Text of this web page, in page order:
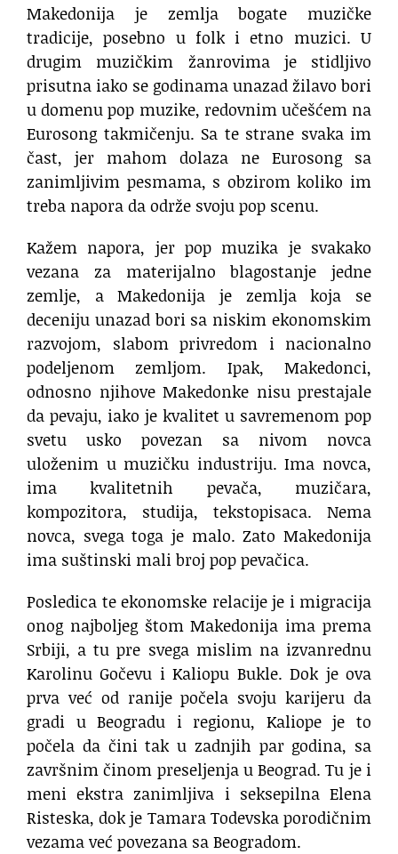
Makedonija je zemlja bogate muzičke
tradicije, posebno u folk i etno muzici. U
drugim muzičkim žanrovima je stidljivo
prisutna iako se godinama unazad žilavo bori
u domenu pop muzike, redovnim učešćem na
Eurosong takmičenju. Sa te strane svaka im
čast, jer mahom dolaza ne Eurosong sa
zanimljivim pesmama, s obzirom koliko im
treba napora da održe svoju pop scenu.
Kažem napora, jer pop muzika je svakako
vezana za materijalno blagostanje jedne
zemlje, a Makedonija je zemlja koja se
deceniju unazad bori sa niskim ekonomskim
razvojom, slabom privredom i nacionalno
podeljenom zemljom. Ipak, Makedonci,
odnosno njihove Makedonke nisu prestajale
da pevaju, iako je kvalitet u savremenom pop
svetu usko povezan sa nivom novca
uloženim u muzičku industriju. Ima novca,
ima kvalitetnih pevača, muzičara,
kompozitora, studija, tekstopisaca. Nema
novca, svega toga je malo. Zato Makedonija
ima suštinski mali broj pop pevačica.
Posledica te ekonomske relacije je i migracija
onog najboljeg štom Makedonija ima prema
Srbiji, a tu pre svega mislim na izvanrednu
Karolinu Gočevu i Kaliopu Bukle. Dok je ova
prva već od ranije počela svoju karijeru da
gradi u Beogradu i regionu, Kaliope je to
počela da čini tak u zadnjih par godina, sa
završnim činom preseljenja u Beograd. Tu je i
meni ekstra zanimljiva i seksepilna Elena
Risteska, dok je Tamara Todevska porodičnim
vezama već povezana sa Beogradom.